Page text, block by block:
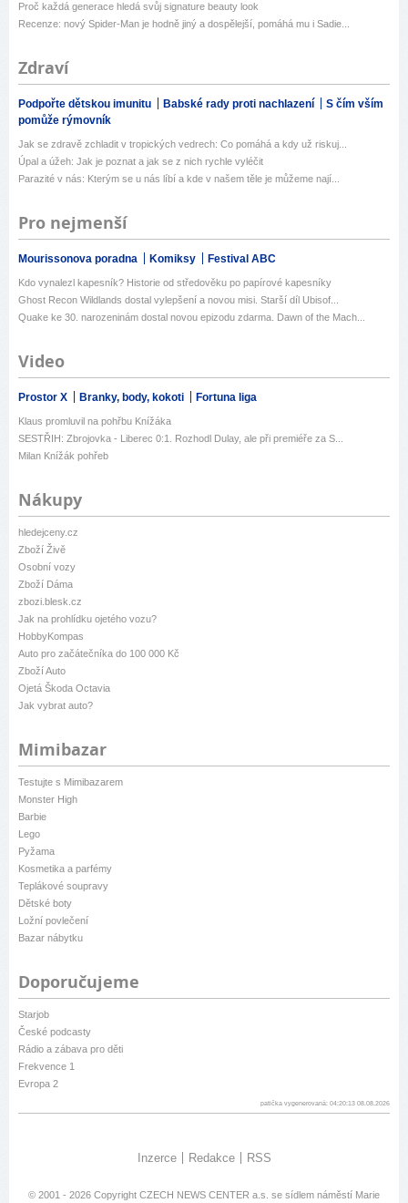
Proč každá generace hledá svůj signature beauty look
Recenze: nový Spider-Man je hodně jiný a dospělejší, pomáhá mu i Sadie...
Zdraví
Podpořte dětskou imunitu Babské rady proti nachlazení
S čím vším
pomůže rýmovník
Jak se zdravě zchladit v tropických vedrech: Co pomáhá a kdy už riskuj...
Úpal a úžeh: Jak je poznat a jak se z nich rychle vyléčit
Parazité v nás: Kterým se u nás líbí a kde v našem těle je můžeme nají...
Pro nejmenší
Mourissonova poradna Komiksy Festival ABC
Kdo vynalezl kapesník? Historie od středověku po papírové kapesníky
Ghost Recon Wildlands dostal vylepšení a novou misi. Starší díl Ubisof...
Quake ke 30. narozeninám dostal novou epizodu zdarma. Dawn of the Mach...
Video
Prostor X Branky, body, kokoti Fortuna liga
Klaus promluvil na pohřbu Knížáka
SESTŘIH: Zbrojovka - Liberec 0:1. Rozhodl Dulay, ale při premiéře za S...
Milan Knížák pohřeb
Nákupy
hledejceny.cz
Zboží Živě
Osobní vozy
Zboží Dáma
zbozi.blesk.cz
Jak na prohlídku ojetého vozu?
HobbyKompas
Auto pro začátečníka do 100 000 Kč
Zboží Auto
Ojetá Škoda Octavia
Jak vybrat auto?
Mimibazar
Testujte s Mimibazarem
Monster High
Barbie
Lego
Pyžama
Kosmetika a parfémy
Teplákové soupravy
Dětské boty
Ložní povlečení
Bazar nábytku
Doporučujeme
Starjob
České podcasty
Rádio a zábava pro děti
Frekvence 1
Evropa 2
patička vygenerovaná: 04:20:13 08.08.2026
Inzerce Redakce RSS
© 2001 - 2026 Copyright CZECH NEWS CENTER a.s. se sídlem náměstí Marie